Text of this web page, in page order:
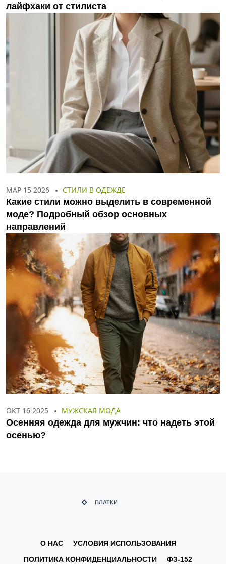
лайфхаки от стилиста
МАР 15 2026 СТИЛИ В ОДЕЖДЕ
Какие стили можно выделить в современной
моде? Подробный обзор основных
направлений
ОКТ 16 2025 МУЖСКАЯ МОДА
Осенняя одежда для мужчин: что надеть этой
осенью?
О НАС
УСЛОВИЯ ИСПОЛЬЗОВАНИЯ
ПОЛИТИКА КОНФИДЕНЦИАЛЬНОСТИ
ФЗ-152